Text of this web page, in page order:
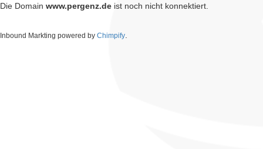
Die Domain www.pergenz.de ist noch nicht konnektiert.
Inbound Markting powered by Chimpify